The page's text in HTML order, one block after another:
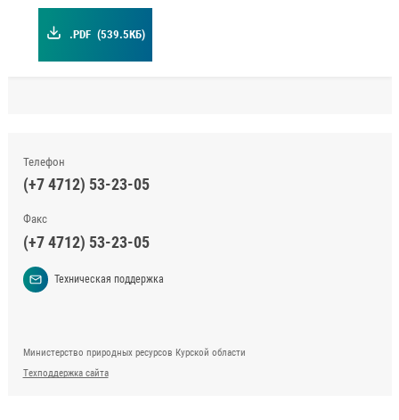
.PDF (539.5КБ)
Телефон
(+7 4712) 53-23-05
Факс
(+7 4712) 53-23-05
Техническая поддержка
Министерство природных ресурсов Курской области
Техподдержка сайта